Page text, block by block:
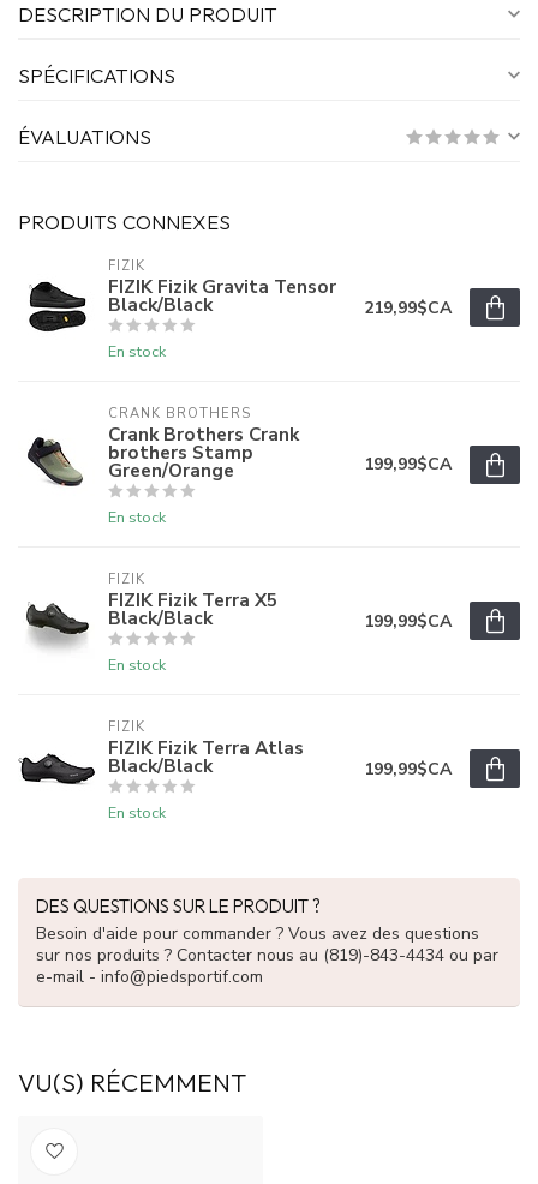
DESCRIPTION DU PRODUIT
SPÉCIFICATIONS
ÉVALUATIONS
PRODUITS CONNEXES
FIZIK
FIZIK Fizik Gravita Tensor
Black/Black
En stock
219,99$CA
CRANK BROTHERS
Crank Brothers Crank
brothers Stamp
Green/Orange
En stock
199,99$CA
FIZIK
FIZIK Fizik Terra X5
Black/Black
En stock
199,99$CA
FIZIK
FIZIK Fizik Terra Atlas
Black/Black
En stock
199,99$CA
DES QUESTIONS SUR LE PRODUIT ?
Besoin d'aide pour commander ? Vous avez des questions
sur nos produits ? Contacter nous au (819)-843-4434 ou par
e-mail - info@piedsportif.com
VU(S) RÉCEMMENT